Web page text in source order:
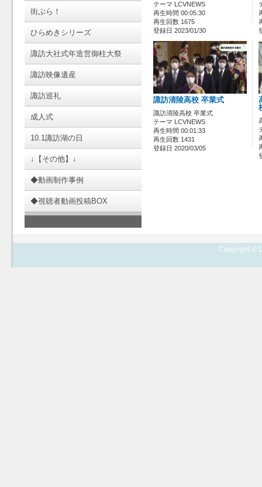
街ぶら！
ひらめきシリーズ
諏訪大社式年造営御柱大祭
諏訪映像遺産
諏訪巡礼
成人式
10.1諏訪湖の日
↓【その他】↓
◆動画制作事例
◆視聴者動画投稿BOX
テーマ LCVNEWS
再生時間 00:05:30
再生回数 1675
登録日 2023/01/30
諏訪清陵高校 卒業式
諏訪清陵高校 卒業式
テーマ LCVNEWS
再生時間 00:01:33
再生回数 1431
登録日 2020/03/05
Copyright ©